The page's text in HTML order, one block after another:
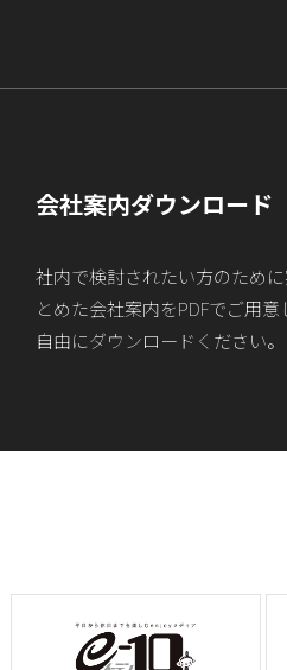
会社案内ダウンロード
社内で検討されたい方のため
とめた会社案内をPDFでご用
自由にダウンロードください。